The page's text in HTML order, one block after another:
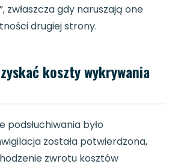
zwłaszcza gdy naruszają one
drugiej strony.
koszty wykrywania
podsłuchiwania było
została potwierdzona,
zwrotu kosztów